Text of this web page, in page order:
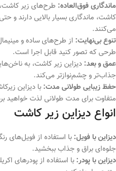
ماندگاری فوق‌العاده: طرح‌های زیر کاشت،
کاشت، ماندگاری بسیار بالایی دارند و
می‌کنند.
تنوع بی‌نهایت: از طرح‌های ساده و
طرحی که تصور کنید قابل اجرا است.
عمق و بعد: دیزاین زیر کاشت، به
جذاب‌تر و چشم‌نوازتر می‌کند.
حفظ زیبایی طولانی مدت: با دیزاین
متفاوت برای مدت طولانی لذت خواهید
انواع دیزاین زیر کاشت
دیزاین با فویل: با استفاده از فویل‌های
جلوه‌ای براق و جذاب ببخشید.
دیزاین با پودر: با استفاده از پودرهای